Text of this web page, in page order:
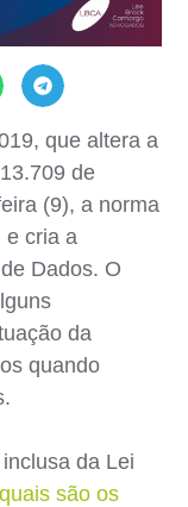
que altera a
de
(9), a norma
e cria a
Dados. O
da
quando
da Lei
quais são os